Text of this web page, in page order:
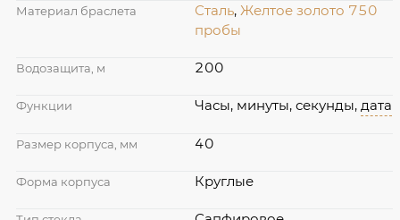
Материал браслета Сталь, Желтое золото 750
пробы
Водозащита, м 200
Функции Часы, минуты, секунды, дата
Размер корпуса, мм 40
Форма корпуса Круглые